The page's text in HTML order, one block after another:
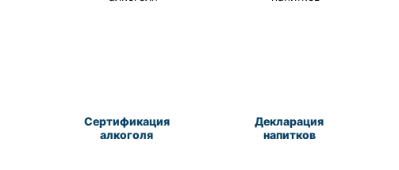
Сертификация
алкоголя
Декларация
напитков